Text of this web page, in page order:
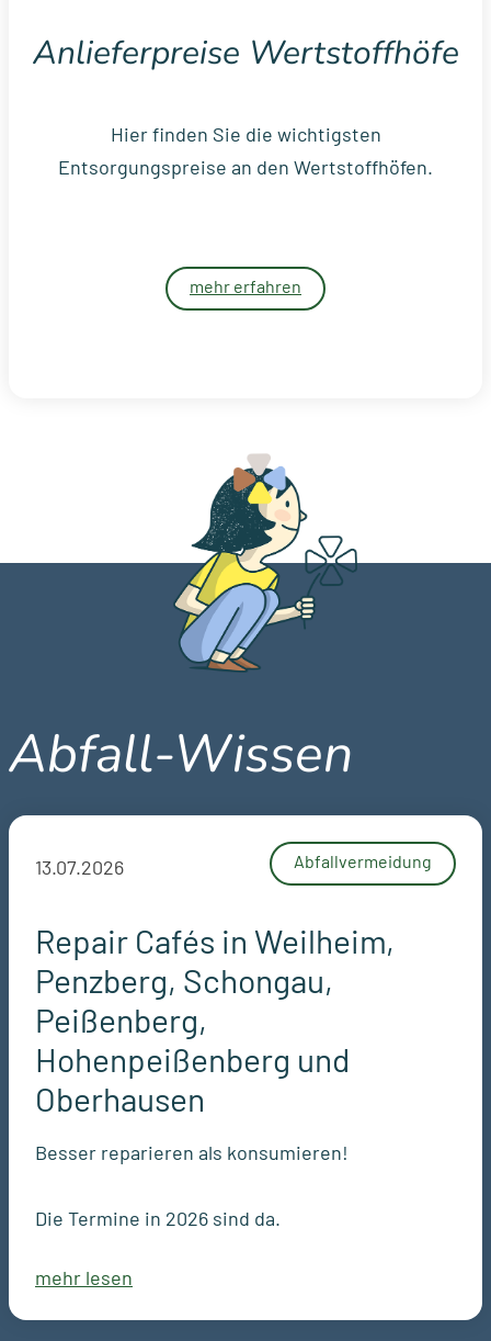
Anlieferpreise Wertstoffhöfe
Hier finden Sie die wichtigsten
Entsorgungspreise an den Wertstoffhöfen.
mehr erfahren
Abfall-Wissen
13.07.2026 Abfallvermeidung
Repair Cafés in Weilheim,
Penzberg, Schongau,
Peißenberg,
Hohenpeißenberg und
Oberhausen
Besser reparieren als konsumieren!
Die Termine in 2026 sind da.
mehr lesen